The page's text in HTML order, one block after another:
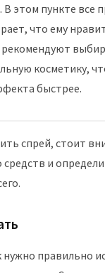
. В этом пункте все
что ему
косметику,
быстрее.
спрей, стоит
средств и
правильно